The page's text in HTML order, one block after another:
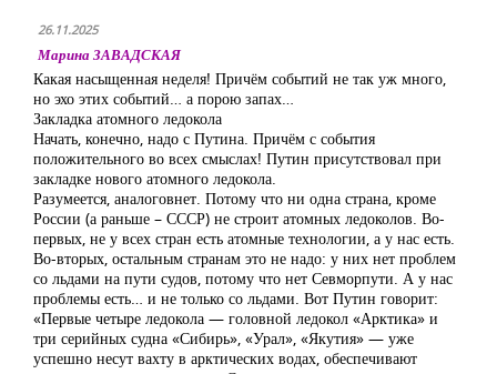
26.11.2025
Марина ЗАВАДСКАЯ
Какая насыщенная неделя! Причём событий не так уж много,
но эхо этих событий… а порою запах…
Закладка атомного ледокола
Начать, конечно, надо с Путина. Причём с события
положительного во всех смыслах! Путин присутствовал при
закладке нового атомного ледокола.
Разумеется, аналоговнет. Потому что ни одна страна, кроме
России (а раньше – СССР) не строит атомных ледоколов. Во-
первых, не у всех стран есть атомные технологии, а у нас есть.
Во-вторых, остальным странам это не надо: у них нет проблем
со льдами на пути судов, потому что нет Севморпути. А у нас
проблемы есть… и не только со льдами. Вот Путин говорит:
«Первые четыре ледокола — головной ледокол «Арктика» и
три серийных судна «Сибирь», «Урал», «Якутия» — уже
успешно несут вахту в арктических водах, обеспечивают